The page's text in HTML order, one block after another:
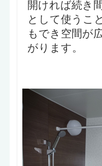
開ければ続き間
として使うこと
もでき空間が
がります。